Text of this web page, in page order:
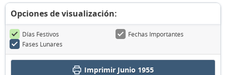
Opciones de visualización:
Días Festivos
Fechas Importantes
Fases Lunares
Imprimir Junio 1955